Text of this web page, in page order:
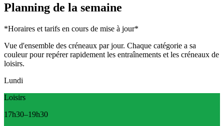
Planning de la semaine
*Horaires et tarifs en cours de mise à jour*
Vue d'ensemble des créneaux par jour. Chaque catégorie a sa
couleur pour repérer rapidement les entraînements et les créneaux de
loisirs.
Lundi
Loisirs
17h30–19h30